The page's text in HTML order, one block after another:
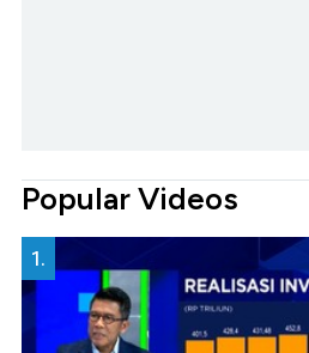
Popular Videos
1.